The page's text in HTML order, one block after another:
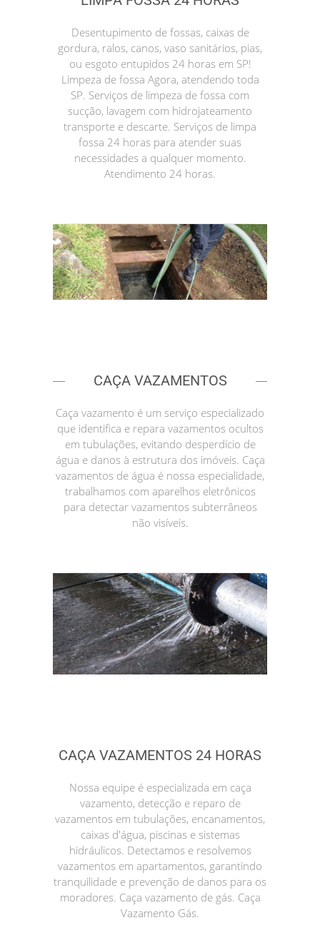
Desentupimento de fossas, caixas de
gordura, ralos, canos, vaso sanitários, pias,
ou esgoto entupidos 24 horas em SP!
Limpeza de fossa Agora, atendendo toda
SP. Serviços de limpeza de fossa com
sucção, lavagem com hidrojateamento
transporte e descarte. Serviços de limpa
fossa 24 horas para atender suas
necessidades a qualquer momento.
Atendimento 24 horas.
CAÇA VAZAMENTOS
Caça vazamento é um serviço especializado
que identifica e repara vazamentos ocultos
em tubulações, evitando desperdício de
água e danos à estrutura dos imóveis. Caça
vazamentos de água é nossa especialidade,
trabalhamos com aparelhos eletrônicos
para detectar vazamentos subterrâneos
não visíveis.
CAÇA VAZAMENTOS 24 HORAS
Nossa equipe é especializada em caça
vazamento, detecção e reparo de
vazamentos em tubulações, encanamentos,
caixas d'água, piscinas e sistemas
hidráulicos. Detectamos e resolvemos
vazamentos em apartamentos, garantindo
tranquilidade e prevenção de danos para os
moradores. Caça vazamento de gás. Caça
Vazamento Gás.